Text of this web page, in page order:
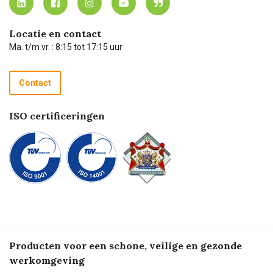
Carel Lurvink App
Hulp op afstand
Technische dienst
Recycle programma
Betalen
Carel Lurvink Blog
Carel de podcast
Locatie en contact
Ma. t/m vr. : 8:15 tot 17:15 uur
Contact
ISO certificeringen
Producten voor een schone, veilige en gezonde
werkomgeving